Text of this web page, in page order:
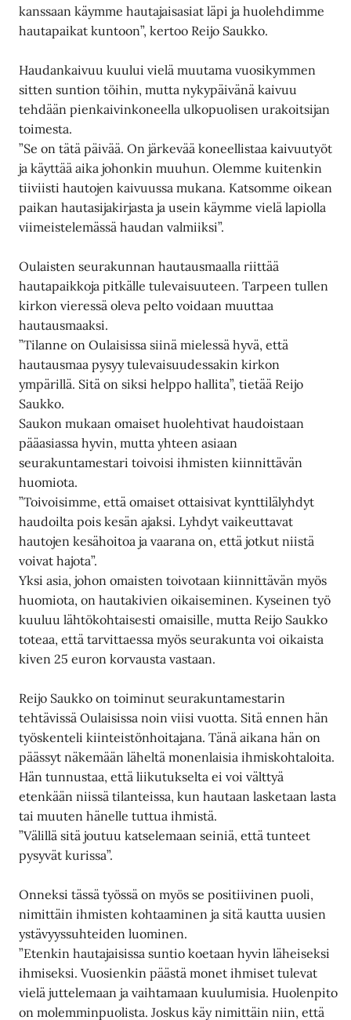
kanssaan käymme hautajaisasiat läpi ja huolehdimme
hautapaikat kuntoon”, kertoo Reijo Saukko.
Haudankaivuu kuului vielä muutama vuosikymmen
sitten suntion töihin, mutta nykypäivänä kaivuu
tehdään pienkaivinkoneella ulkopuolisen urakoitsijan
toimesta.
”Se on tätä päivää. On järkevää koneellistaa kaivuutyöt
ja käyttää aika johonkin muuhun. Olemme kuitenkin
tiiviisti hautojen kaivuussa mukana. Katsomme oikean
paikan hautasijakirjasta ja usein käymme vielä lapiolla
viimeistelemässä haudan valmiiksi”.
Oulaisten seurakunnan hautausmaalla riittää
hautapaikkoja pitkälle tulevaisuuteen. Tarpeen tullen
kirkon vieressä oleva pelto voidaan muuttaa
hautausmaaksi.
”Tilanne on Oulaisissa siinä mielessä hyvä, että
hautausmaa pysyy tulevaisuudessakin kirkon
ympärillä. Sitä on siksi helppo hallita”, tietää Reijo
Saukko.
Saukon mukaan omaiset huolehtivat haudoistaan
pääasiassa hyvin, mutta yhteen asiaan
seurakuntamestari toivoisi ihmisten kiinnittävän
huomiota.
”Toivoisimme, että omaiset ottaisivat kynttilälyhdyt
haudoilta pois kesän ajaksi. Lyhdyt vaikeuttavat
hautojen kesähoitoa ja vaarana on, että jotkut niistä
voivat hajota”.
Yksi asia, johon omaisten toivotaan kiinnittävän myös
huomiota, on hautakivien oikaiseminen. Kyseinen työ
kuuluu lähtökohtaisesti omaisille, mutta Reijo Saukko
toteaa, että tarvittaessa myös seurakunta voi oikaista
kiven 25 euron korvausta vastaan.
Reijo Saukko on toiminut seurakuntamestarin
tehtävissä Oulaisissa noin viisi vuotta. Sitä ennen hän
työskenteli kiinteistönhoitajana. Tänä aikana hän on
päässyt näkemään läheltä monenlaisia ihmiskohtaloita.
Hän tunnustaa, että liikutukselta ei voi välttyä
etenkään niissä tilanteissa, kun hautaan lasketaan lasta
tai muuten hänelle tuttua ihmistä.
”Välillä sitä joutuu katselemaan seiniä, että tunteet
pysyvät kurissa”.
Onneksi tässä työssä on myös se positiivinen puoli,
nimittäin ihmisten kohtaaminen ja sitä kautta uusien
ystävyyssuhteiden luominen.
”Etenkin hautajaisissa suntio koetaan hyvin läheiseksi
ihmiseksi. Vuosienkin päästä monet ihmiset tulevat
vielä juttelemaan ja vaihtamaan kuulumisia. Huolenpito
on molemminpuolista. Joskus käy nimittäin niin, että